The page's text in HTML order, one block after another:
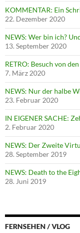
KOMMENTAR: Ein
22. Dezember 2020
NEWS: Wer bin ich?
13. September 2020
RETRO: Besuch von
7. März 2020
NEWS: Nur der halbe
23. Februar 2020
IN EIGENER SACHE:
2. Februar 2020
NEWS: Der Zweite
28. September 2019
NEWS: Death to the
28. Juni 2019
FERNSEHEN / VLOG